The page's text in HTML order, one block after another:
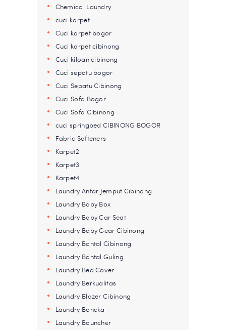
Chemical Laundry
cuci karpet
Cuci karpet bogor
Cuci karpet cibinong
Cuci kiloan cibinong
Cuci sepatu bogor
Cuci Sepatu Cibinong
Cuci Sofa Bogor
Cuci Sofa Cibinong
cuci springbed CIBINONG BOGOR
Fabric Softeners
Karpet2
Karpet3
Karpet4
Laundry Antar Jemput Cibinong
Laundry Baby Box
Laundry Baby Car Seat
Laundry Baby Gear Cibinong
Laundry Bantal Cibinong
Laundry Bantal Guling
Laundry Bed Cover
Laundry Berkualitas
Laundry Blazer Cibinong
Laundry Boneka
Laundry Bouncher